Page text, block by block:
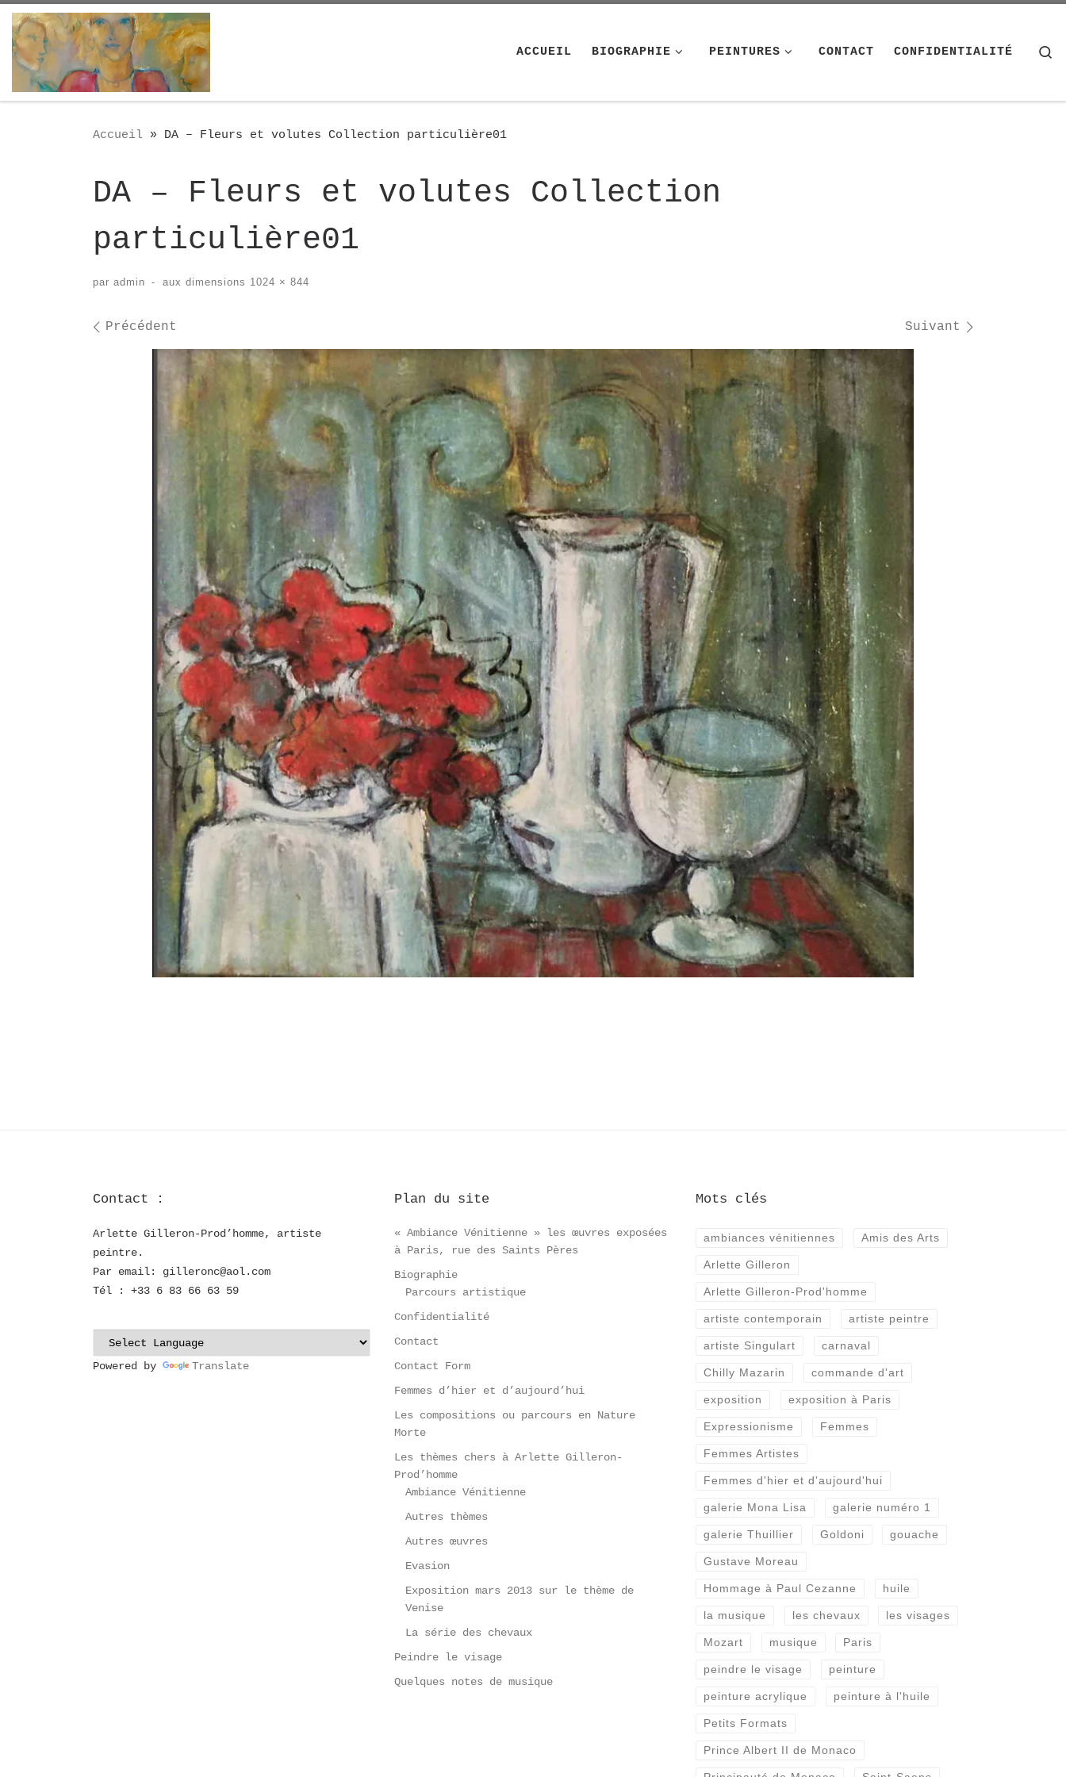
Passer au contenu
ACCUEIL BIOGRAPHIE PEINTURES CONTACT CONFIDENTIALITÉ
Accueil » DA – Fleurs et volutes Collection particulière01
DA – Fleurs et volutes Collection
particulière01
par admin - aux dimensions 1024 × 844
Navigation des images
Précédent Suivant
Contact :
Arlette Gilleron-Prod’homme, artiste
peintre.
Par email: gilleronc@aol.com
Tél : +33 6 83 66 63 59
Powered by Translate
Plan du site
« Ambiance Vénitienne » les œuvres exposées
à Paris, rue des Saints Pères
Biographie
Parcours artistique
Confidentialité
Contact
Contact Form
Femmes d’hier et d’aujourd’hui
Les compositions ou parcours en Nature
Morte
Les thèmes chers à Arlette Gilleron-
Prod’homme
Ambiance Vénitienne
Autres thèmes
Autres œuvres
Evasion
Exposition mars 2013 sur le thème de
Venise
La série des chevaux
Peindre le visage
Quelques notes de musique
Mots clés
ambiances vénitiennes Amis des Arts
Arlette Gilleron
Arlette Gilleron-Prod'homme
artiste contemporain artiste peintre
artiste Singulart carnaval
Chilly Mazarin commande d'art
exposition exposition à Paris
Expressionisme Femmes
Femmes Artistes
Femmes d'hier et d'aujourd'hui
galerie Mona Lisa galerie numéro 1
galerie Thuillier Goldoni gouache
Gustave Moreau
Hommage à Paul Cezanne huile
la musique les chevaux les visages
Mozart musique Paris
peindre le visage peinture
peinture acrylique peinture à l'huile
Petits Formats
Prince Albert II de Monaco